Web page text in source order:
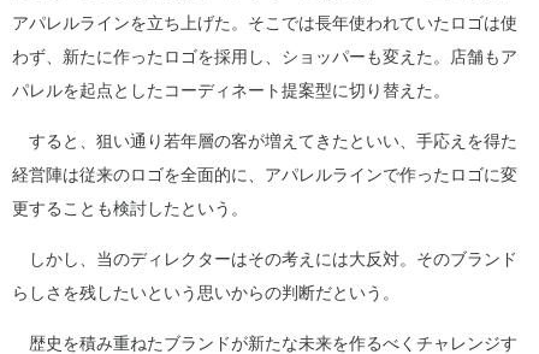
アパレルラインを立ち上げた。そこでは長年使われていたロゴは使
わず、新たに作ったロゴを採用し、ショッパーも変えた。店舗もア
パレルを起点としたコーディネート提案型に切り替えた。
すると、狙い通り若年層の客が増えてきたといい、手応えを得た
経営陣は従来のロゴを全面的に、アパレルラインで作ったロゴに変
更することも検討したという。
しかし、当のディレクターはその考えには大反対。そのブランド
らしさを残したいという思いからの判断だという。
歴史を積み重ねたブランドが新たな未来を作るべくチャレンジす